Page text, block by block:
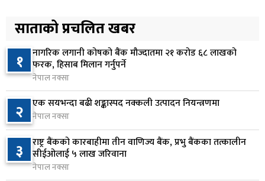
५ २२ घण्टा अघि
६
नेपाल फार्मेसी परिषद्को अध्यक्षमा डा. कादिर आलम
नियुक्त
७
नबिल बैंकको नाफा ३३.५० प्रतिशतले बढ्यो, लाभांश
क्षमता १९.१० प्रतिशत
२३ घण्टा अघि
राष्ट्र बैंकलाई अर्थमन्त्री वाग्लेको आग्रह: नियामक मात्र
साताको प्रचलित खबर
१ नागरिक लगानी कोषको बैंक मौज्दातमा २१ करोड ६८ लाखको
फरक, हिसाब मिलान गर्नुपर्ने
नेपाल नक्सा
२ एक सयभन्दा बढी शङ्कास्पद नक्कली उत्पादन नियन्त्रणमा
नेपाल नक्सा
३ राष्ट्र बैंकको कारबाहीमा तीन वाणिज्य बैंक, प्रभु बैंकका तत्कालीन
सीईओलाई ५ लाख जरिवाना
नेपाल नक्सा